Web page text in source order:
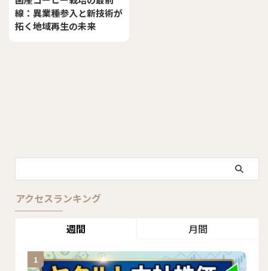
線：異業種参入と新技術が
拓く地域再生の未来
アクセスランキング
週間 月間